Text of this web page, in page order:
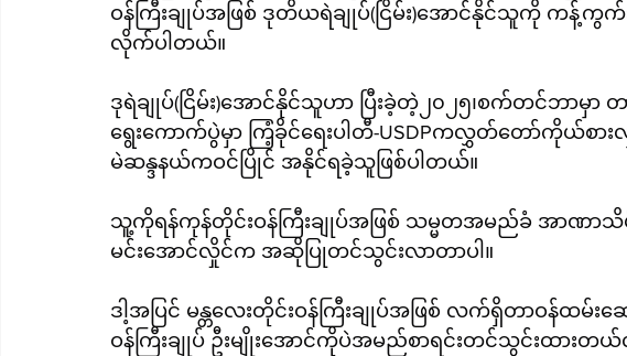
ဝန်ကြီးချုပ်အဖြစ် ဒုတိယရဲချုပ်(ငြိမ်း)အောင်နိုင်သူကို ကန့်
လိုက်ပါတယ်။
ဒုရဲချုပ်(ငြိမ်း)အောင်နိုင်သူဟာ ပြီးခဲ့တဲ့၂၀၂၅၊စက်တင်ဘာမှာ
ရွေးကောက်ပွဲမှာ ကြံ့ခိုင်ရေးပါတီ-USDPကလွှတ်တော်ကိုယ်စာ
မဲဆန္ဒနယ်ကဝင်ပြိုင် အနိုင်ရခဲ့သူဖြစ်ပါတယ်။
သူ့ကိုရန်ကုန်တိုင်းဝန်ကြီးချုပ်အဖြစ် သမ္မတအမည်ခံ အာဏာသိမ်း
မင်းအောင်လှိုင်က အဆိုပြုတင်သွင်းလာတာပါ။
ဒါ့အပြင် မန္တလေးတိုင်းဝန်ကြီးချုပ်အဖြစ် လက်ရှိတာဝန်ထမ်း
ဝန်ကြီးချုပ် ဦးမျိုးအောင်ကိုပဲအမည်စာရင်းတင်သွင်းထား